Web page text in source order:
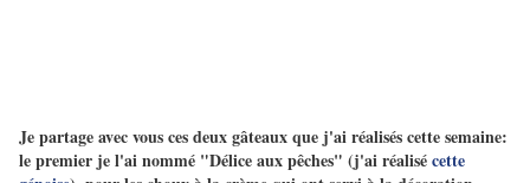
Je partage avec vous ces deux gâteaux que j'ai réalisés cette semaine:
le premier je l'ai nommé "Délice aux pêches" (j'ai réalisécette